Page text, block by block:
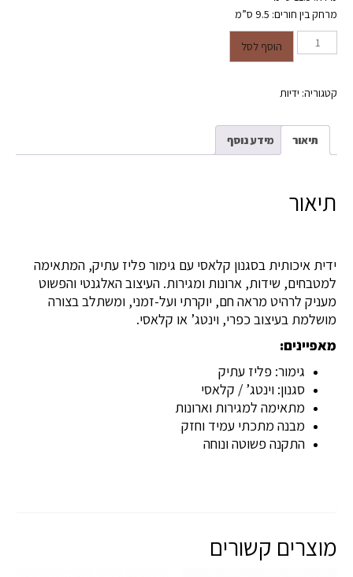
מרחק בין חורים: 9.5 ס”מ
כמות של ידית בסגנון עתיק
הוסף לסל
קטגוריה: ידיות
תיאור מידע נוסף
תיאור
ידית איכותית בסגנון קלאסי עם גימור פליז עתיק, המתאימה
למטבחים, שידות, ארונות ומגירות. העיצוב האלגנטי והפשוט
מעניק לרהיט מראה חם, יוקרתי ועל-זמני, ומשתלב בצורה
מושלמת בעיצוב כפרי, וינטג’ או קלאסי.
מאפיינים:
גימור: פליז עתיק
סגנון: וינטג’ / קלאסי
מתאימה למגירות וארונות
מבנה מתכתי עמיד וחזק
התקנה פשוטה ונוחה
מוצרים קשורים